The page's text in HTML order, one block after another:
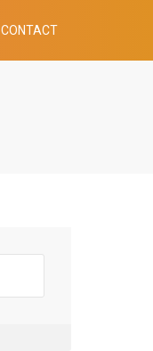
CONTACT